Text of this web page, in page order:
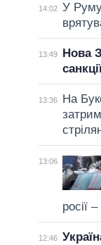
14:02 У
13:49
Нова
13:36
На
13:06
росії
12:46